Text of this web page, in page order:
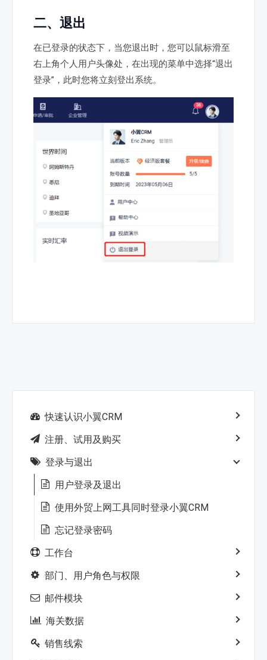
二、退出
在已登录的状态下，当您退出时，您可以鼠标滑至
右上角个人用户头像处，在出现的菜单中选择“退出
登录”，此时您将立刻登出系统。
快速认识小翼CRM
注册、试用及购买
登录与退出
用户登录及退出
使用外贸上网工具同时登录小翼CRM
忘记登录密码
工作台
部门、用户角色与权限
邮件模块
海关数据
销售线索